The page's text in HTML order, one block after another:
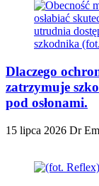
Dlaczego
zatrzymuje
pod osłonami.
15 lipca 2026 Dr